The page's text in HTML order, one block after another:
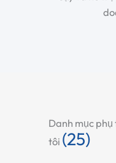
Danh mục
tôi (25)